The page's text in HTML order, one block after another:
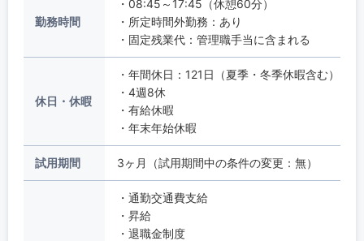
勤務時間
・08:45～17:45（休憩60分）
・所定時間外勤務：あり
・固定残業代：管理職手当に含まれる
休日・休暇
・年間休日：121日（夏季・冬季休暇含む）
・4週8休
・有給休暇
・年末年始休暇
試用期間 3ヶ月（試用期間中の条件の変更：無）
・通勤交通費支給
・昇給
・退職金制度